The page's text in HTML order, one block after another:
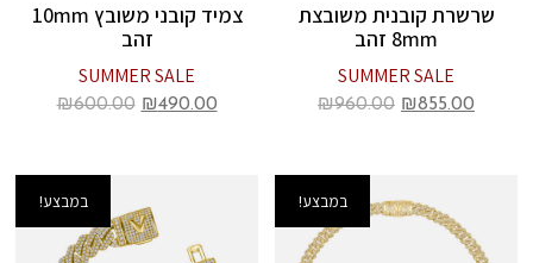
שרשרת קובנית משובצת
8mm זהב
SUMMER SALE
₪855.00
₪960.00
צמיד קובני משובץ 10mm
זהב
SUMMER SALE
₪490.00
₪600.00
במבצע! במבצע!